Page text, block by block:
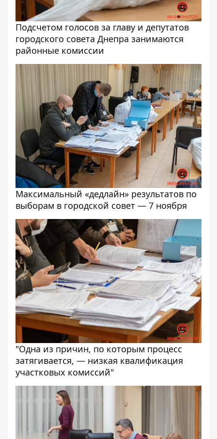
Подсчетом голосов за главу и депутатов
городского совета Днепра занимаются
районные комиссии
Максимальный «дедлайн» результатов по
выборам в городской совет — 7 ноября
"Одна из причин, по которым процесс
затягивается, — низкая квалификация
участковых комиссий"